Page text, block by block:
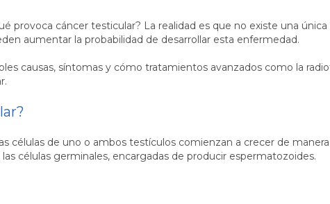
provoca cáncer testicular? La realidad es que no existe una
aumentar la probabilidad de desarrollar esta enfermedad.
causas, síntomas y cómo tratamientos avanzados como la
células de uno o ambos testículos comienzan a crecer de
células germinales, encargadas de producir espermatozoides.